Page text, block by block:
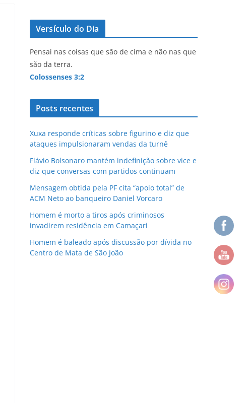
Versículo do Dia
Pensai nas coisas que são de cima e não nas que
são da terra.
Colossenses 3:2
Posts recentes
Xuxa responde críticas sobre figurino e diz que
ataques impulsionaram vendas da turnê
Flávio Bolsonaro mantém indefinição sobre vice e
diz que conversas com partidos continuam
Mensagem obtida pela PF cita “apoio total” de
ACM Neto ao banqueiro Daniel Vorcaro
Homem é morto a tiros após criminosos
invadirem residência em Camaçari
Homem é baleado após discussão por dívida no
Centro de Mata de São João